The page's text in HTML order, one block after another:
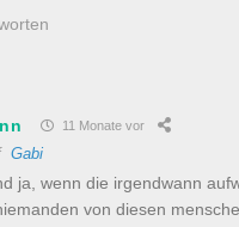
11 Monate vor
Gabi
ja, wenn die irgendwann
von diesen